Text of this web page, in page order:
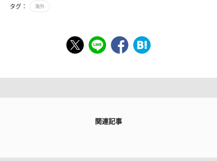
タグ： 海外
関連記事